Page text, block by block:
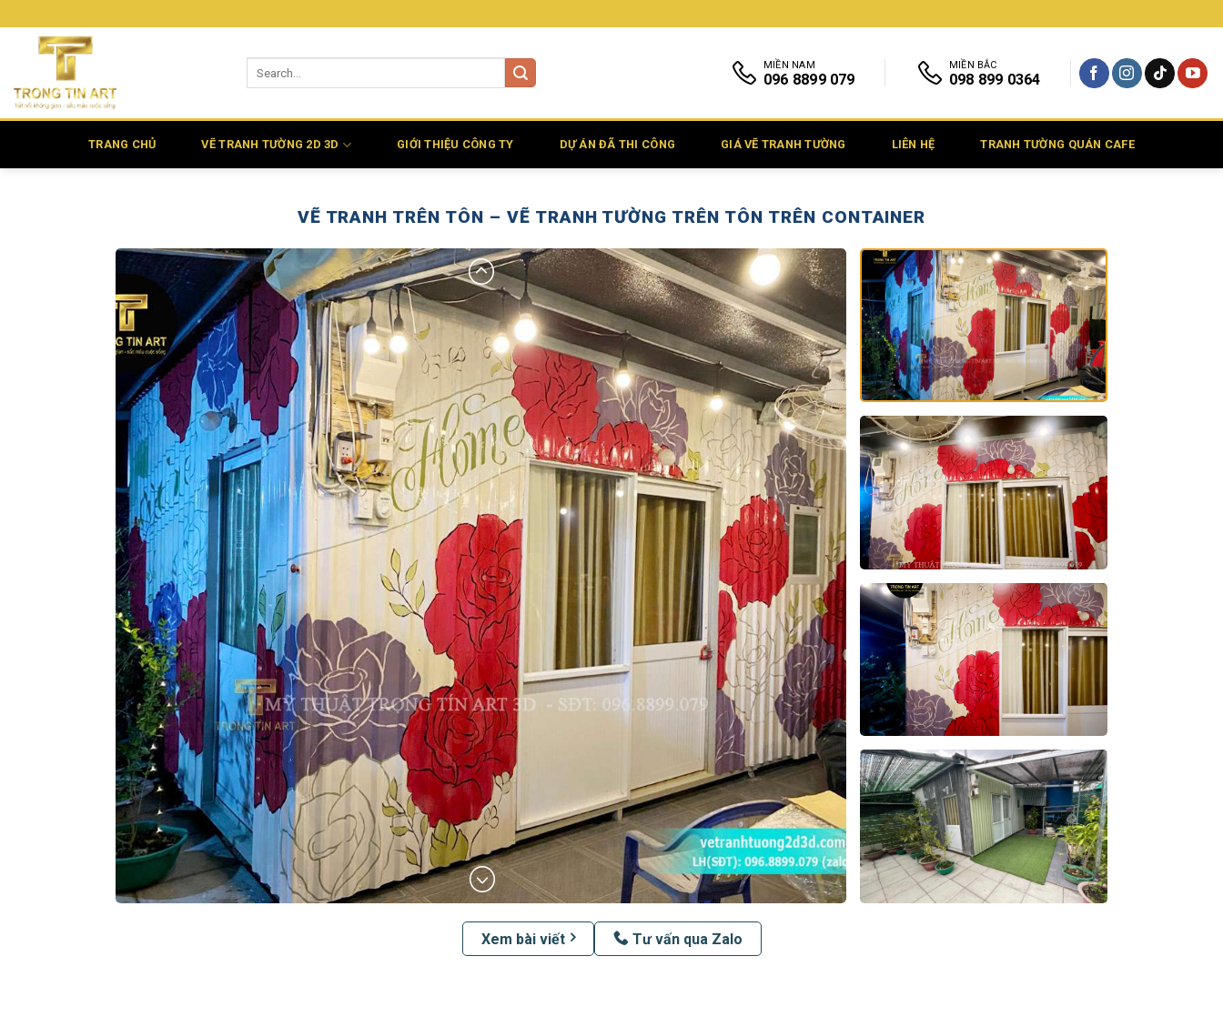
qua
MIỀN NAM
096 8899 079
MIỀN BẮC
098 899 0364
TRANG CHỦ VẼ TRANH TƯỜNG 2D 3D GIỚI THIỆU CÔNG TY DỰ ÁN ĐÃ THI CÔNG GIÁ VẼ TRANH TƯỜNG LIÊN HỆ TRANH TƯỜNG QUÁN CAFE
VẼ TRANH TRÊN TÔN – VẼ TRANH TƯỜNG TRÊN TÔN TRÊN CONTAINER
Xem bài viết Tư vấn qua Zalo